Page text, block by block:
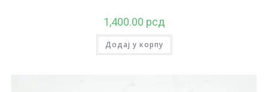
1,400.00 рсд
Додај у корпу